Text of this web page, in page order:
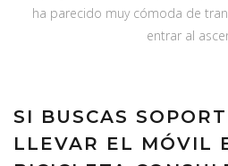
ha parecido muy cómoda de
entrar al
SI BUSCAS
LLEVAR EL MÓVIL